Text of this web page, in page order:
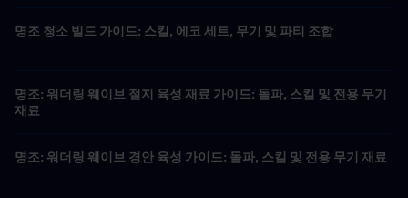
명조 청소 빌드 가이드: 스킬, 에코 세트, 무기 및 파티 조합
명조: 워더링 웨이브 절지 육성 재료 가이드: 돌파, 스킬 및 전용 무기
재료
명조: 워더링 웨이브 경안 육성 가이드: 돌파, 스킬 및 전용 무기 재료